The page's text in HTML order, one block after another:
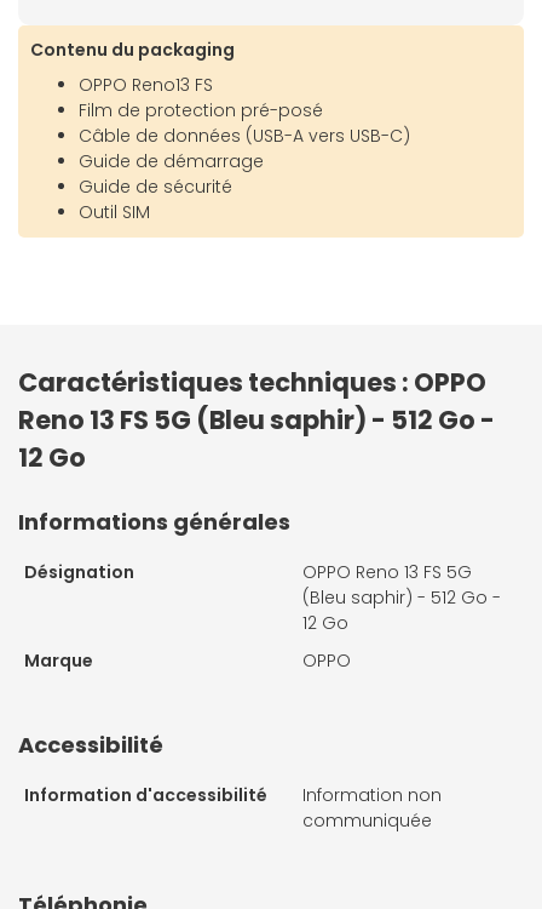
Contenu du packaging
OPPO Reno13 FS
Film de protection pré-posé
Câble de données (USB-A vers USB-C)
Guide de démarrage
Guide de sécurité
Outil SIM
Caractéristiques techniques : OPPO
Reno 13 FS 5G (Bleu saphir) - 512 Go -
12 Go
Informations générales
Désignation
OPPO Reno 13 FS 5G
(Bleu saphir) - 512 Go -
12 Go
Marque
OPPO
Accessibilité
Information d'accessibilité
Information non
communiquée